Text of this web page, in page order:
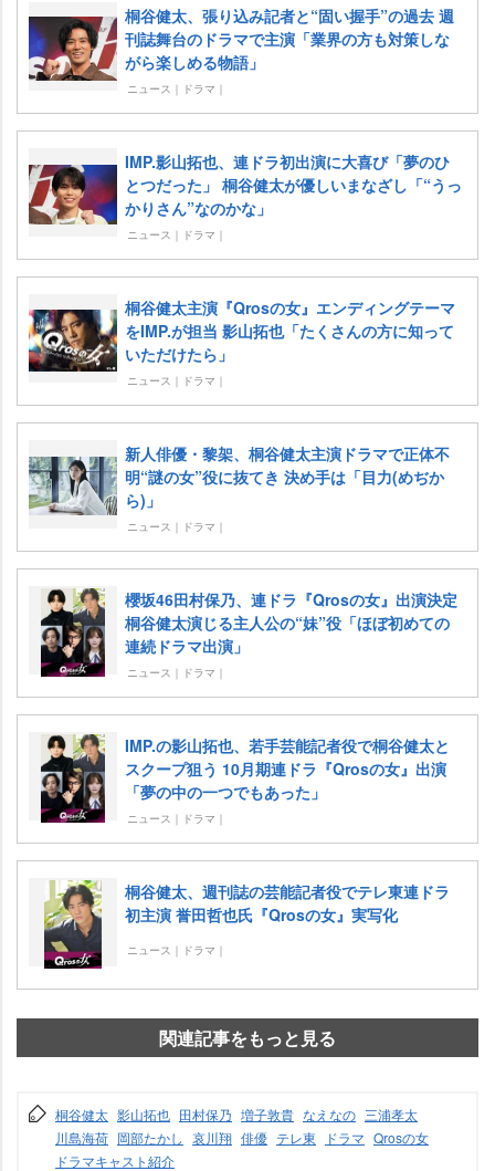
桐谷健太、張り込み記者と“固い握手”の過去 週
刊誌舞台のドラマで主演「業界の方も対策しな
がら楽しめる物語」
ニュース｜ドラマ｜
IMP.影山拓也、連ドラ初出演に大喜び「夢のひ
とつだった」 桐谷健太が優しいまなざし「“うっ
かりさん”なのかな」
ニュース｜ドラマ｜
桐谷健太主演『Qrosの女』エンディングテーマ
をIMP.が担当 影山拓也「たくさんの方に知って
いただけたら」
ニュース｜ドラマ｜
新人俳優・黎架、桐谷健太主演ドラマで正体不
明“謎の女”役に抜てき 決め手は「目力(めぢか
ら)」
ニュース｜ドラマ｜
櫻坂46田村保乃、連ドラ『Qrosの女』出演決定
桐谷健太演じる主人公の“妹”役「ほぼ初めての
連続ドラマ出演」
ニュース｜ドラマ｜
IMP.の影山拓也、若手芸能記者役で桐谷健太と
スクープ狙う 10月期連ドラ『Qrosの女』出演
「夢の中の一つでもあった」
ニュース｜ドラマ｜
桐谷健太、週刊誌の芸能記者役でテレ東連ドラ
初主演 誉田哲也氏『Qrosの女』実写化
ニュース｜ドラマ｜
関連記事をもっと見る
桐谷健太 影山拓也 田村保乃 増子敦貴 なえなの 三浦孝太
川島海荷 岡部たかし 哀川翔 俳優 テレ東 ドラマ Qrosの女
ドラマキャスト紹介